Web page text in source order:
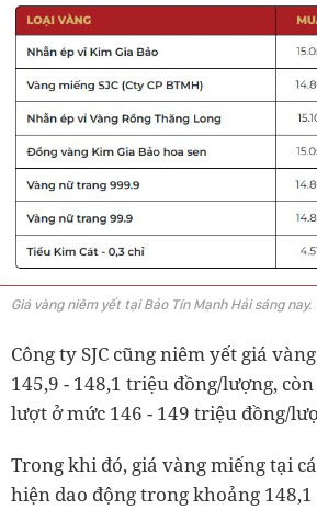
Giá vàng niêm yết tại Bảo Tín Mạnh Hải sáng nay.
Công ty SJC cũng niêm yết giá
145,9 - 148,1 triệu đồng/lượng, còn
lượt ở mức 146 - 149 triệu đồng/
Trong khi đó, giá vàng miếng tại
hiện dao động trong khoảng